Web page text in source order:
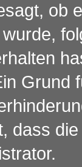
ob
Grund
dass